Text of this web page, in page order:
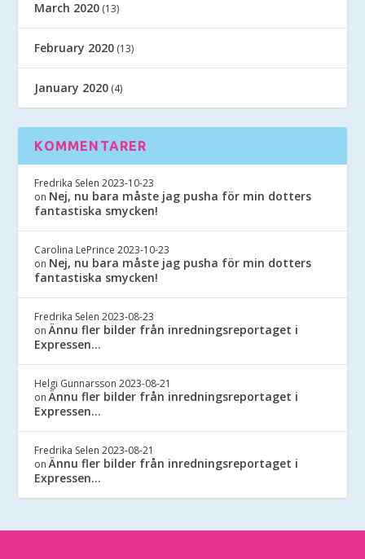
March 2020 (13)
February 2020 (13)
January 2020 (4)
KOMMENTARER
Fredrika Selen 2023-10-23
on Nej, nu bara måste jag pusha för min dotters
fantastiska smycken!
Carolina LePrince 2023-10-23
on Nej, nu bara måste jag pusha för min dotters
fantastiska smycken!
Fredrika Selen 2023-08-23
onÄnnu fler bilder från inredningsreportaget i
Expressen…
Helgi Gunnarsson 2023-08-21
onÄnnu fler bilder från inredningsreportaget i
Expressen…
Fredrika Selen 2023-08-21
onÄnnu fler bilder från inredningsreportaget i
Expressen…